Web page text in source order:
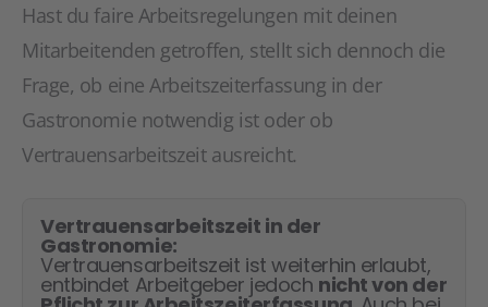
Hast du faire Arbeitsregelungen mit deinen
Mitarbeitenden getroffen, stellt sich dennoch die
Frage, ob eine Arbeitszeiterfassung in der
Gastronomie notwendig ist oder ob
Vertrauensarbeitszeit ausreicht.
Vertrauensarbeitszeit in der
Gastronomie:
Vertrauensarbeitszeit ist weiterhin erlaubt,
entbindet Arbeitgeber jedoch nicht von der